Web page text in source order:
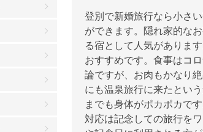
登別で新婚旅行なら小さ
ができます。隠れ家的な
る宿として人気がありま
おすすめです。食事はコ
論ですが、お肉もかなり
にも温泉旅行に来たとい
までも身体がポカポカで
対応は記念しての旅行を